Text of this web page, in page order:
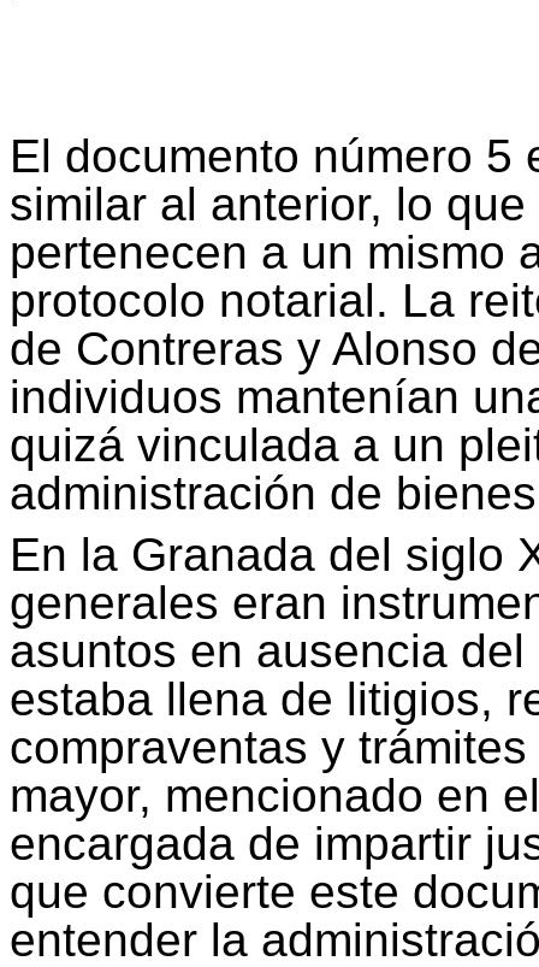
El documento número 5
similar al anterior, lo
pertenecen a un mismo
protocolo notarial. La
de Contreras y Alonso
individuos mantenían
quizá vinculada a un
administración de
En la Granada del siglo
generales eran
asuntos en ausencia
estaba llena de litigios,
compraventas y
mayor, mencionado en
encargada de impartir
que convierte este
entender la